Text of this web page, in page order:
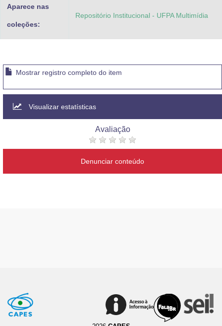
Aparece nas
coleções:
Repositório Institucional - UFPA Multimídia
Mostrar registro completo do item
Visualizar estatísticas
Avaliação
Denunciar conteúdo